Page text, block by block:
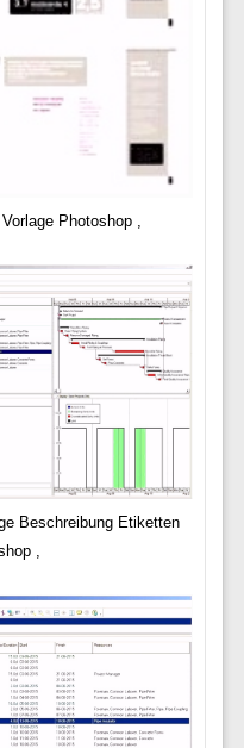
Photoshop ,
Beschreibung Etiketten
,